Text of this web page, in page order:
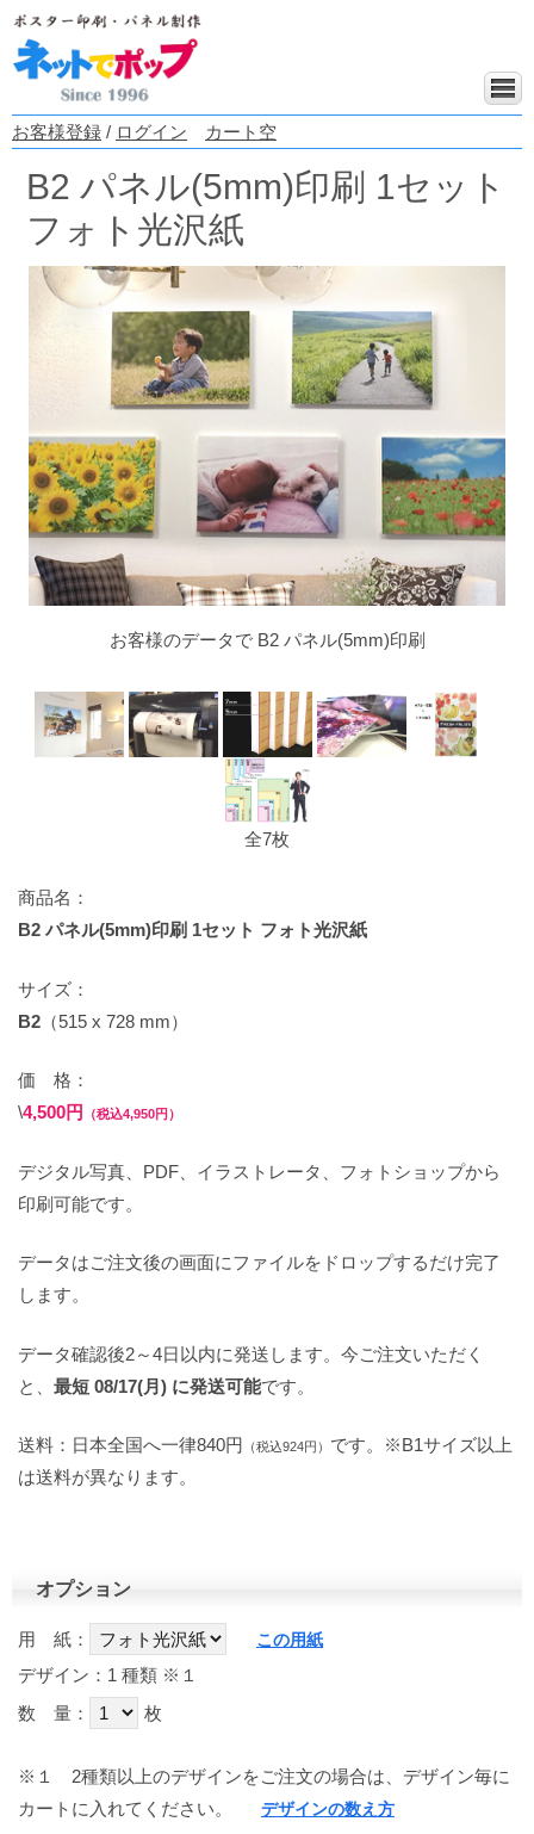
お客様登録 / ログイン カート空
B2 パネル(5mm)印刷 1セット
フォト光沢紙
お客様のデータで B2 パネル(5mm)印刷
全7枚
商品名：
B2 パネル(5mm)印刷 1セット フォト光沢紙
サイズ：
B2 （515 x 728 mm）
価 格：
\4,500円 （税込4,950円）
デジタル写真、PDF、イラストレータ、フォトショップから
印刷可能です。
データはご注文後の画面にファイルをドロップするだけ完了
します。
データ確認後2～4日以内に発送します。今ご注文いただく
と、 最短 08/17(月) に発送可能です。
送料：日本全国へ一律840円 （税込924円） です。※B1サイズ以上
は送料が異なります。
オプション
用 紙： この用紙
デザイン：1 種類 ※１
数 量：
枚
※１
2種類以上のデザインをご注文の場合は、デザイン毎に
カートに入れてください。
デザインの数え方